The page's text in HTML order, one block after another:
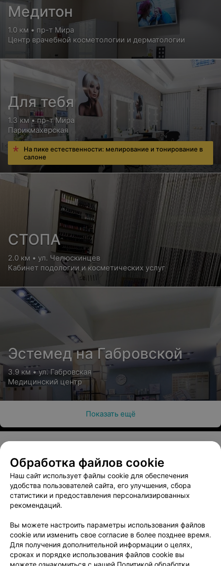
Медитон
1.0 км • пр-т Мира
Центр врачебной косметологии и дерматологии
Для тебя
1.3 км • пр-т Мира
Парикмахерская
На пике естественности: мелирование и тонирование в
салоне
СТОПА
2.0 км • ул. Челюскинцев
Кабинет подологии и косметических услуг
Эстемед на Габровской
3.9 км • ул. Габровская
Медицинский центр
Показать ещё
О проекте Новости проекта
Размещение рекламы
Медицинский маркетинг
Публичный договор
Пользовательское соглашение
Способы оплаты
Написать в поддержку
Персональные настройки cookie
Обработка персональных данных
Обработка файлов cookie
Наш сайт использует файлы cookie для обеспечения
удобства пользователей сайта, его улучшения, сбора
статистики и предоставления персонализированных
рекомендаций.
Вы можете настроить параметры использования файлов
cookie или изменить свое согласие в более позднее время.
Для получения дополнительной информации о целях,
сроках и порядке использования файлов cookie вы
можете ознакомиться с нашей Политикой обработки